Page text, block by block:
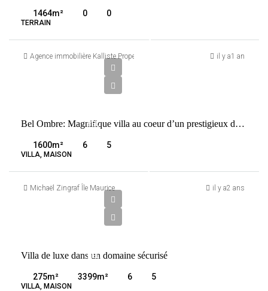
1464m² 0 0
TERRAIN
Agence immobilière Kalliste Properties il y a1 an
BEL
2
Bel Ombre: Magnifique villa au coeur d’un prestigieux domaine
1600m² 6 5
VILLA, MAISON
Michaël Zingraf Île Maurice il y a2 ans
BEL
1
Villa de luxe dans un domaine sécurisé
275m² 3399m² 6 5
VILLA, MAISON